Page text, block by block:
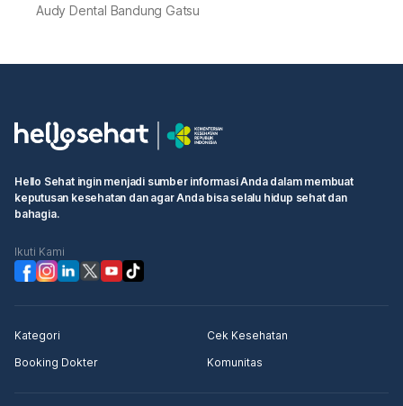
Audy Dental Bandung Gatsu
Hello Sehat ingin menjadi sumber informasi Anda dalam membuat
keputusan kesehatan dan agar Anda bisa selalu hidup sehat dan
bahagia.
Ikuti Kami
Kategori
Cek Kesehatan
Booking Dokter
Komunitas